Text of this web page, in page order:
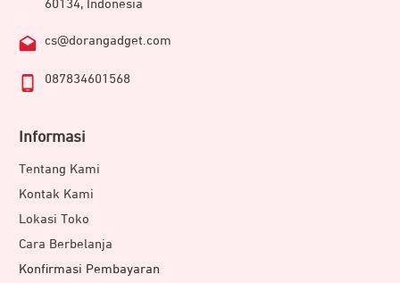
60134, Indonesia
cs@dorangadget.com
087834601568
Informasi
Tentang Kami
Kontak Kami
Lokasi Toko
Cara Berbelanja
Konfirmasi Pembayaran